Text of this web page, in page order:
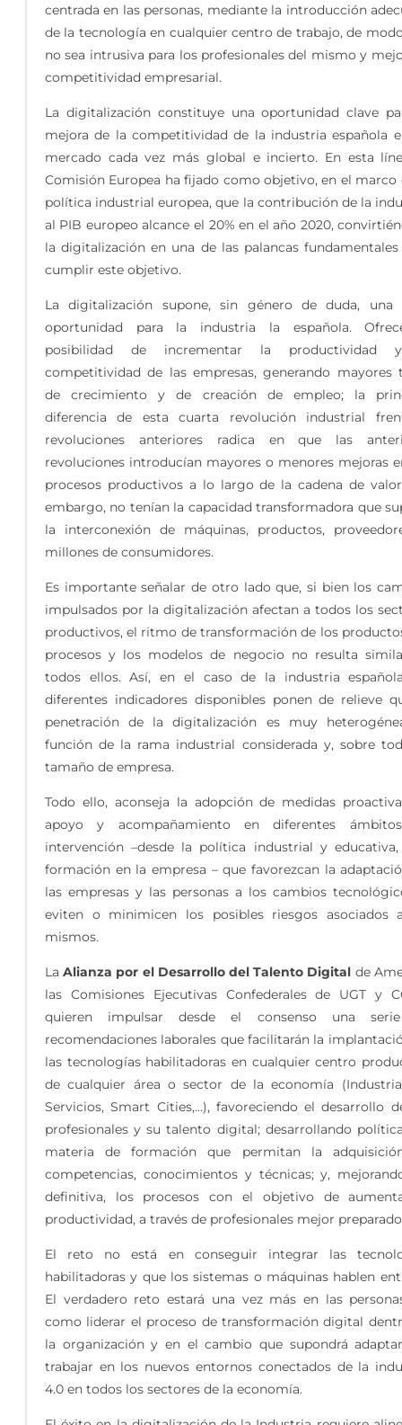
centrada en las personas, mediante la introducción
de la tecnología en cualquier centro de trabajo, de
no sea intrusiva para los profesionales del mismo y
competitividad empresarial.
La digitalización constituye una oportunidad clave
mejora de la competitividad de la industria española
mercado cada vez más global e incierto. En esta
Comisión Europea ha fijado como objetivo, en el marco
política industrial europea, que la contribución de la
al PIB europeo alcance el 20% en el año 2020,
la digitalización en una de las palancas fundamentales
cumplir este objetivo.
La digitalización supone, sin género de duda, una
oportunidad para la industria la española.
posibilidad de incrementar la productividad
competitividad de las empresas, generando mayores
de crecimiento y de creación de empleo; la
diferencia de esta cuarta revolución industrial
revoluciones anteriores radica en que las
revoluciones introducían mayores o menores mejoras
procesos productivos a lo largo de la cadena de
embargo, no tenían la capacidad transformadora que
la interconexión de máquinas, productos,
millones de consumidores.
Es importante señalar de otro lado que, si bien los
impulsados por la digitalización afectan a todos los
productivos, el ritmo de transformación de los
procesos y los modelos de negocio no resulta
todos ellos. Así, en el caso de la industria
diferentes indicadores disponibles ponen de relieve
penetración de la digitalización es muy
función de la rama industrial considerada y, sobre
tamaño de empresa.
Todo ello, aconseja la adopción de medidas
apoyo y acompañamiento en diferentes
intervención –desde la política industrial y
formación en la empresa – que favorezcan la
las empresas y las personas a los cambios
eviten o minimicen los posibles riesgos asociados
mismos.
LaAlianza por el Desarrollo del Talento Digital de
las Comisiones Ejecutivas Confederales de UGT y
quieren impulsar desde el consenso una
recomendaciones laborales que facilitarán la
las tecnologías habilitadoras en cualquier centro
de cualquier área o sector de la economía
Servicios, Smart Cities,…), favoreciendo el desarrollo
profesionales y su talento digital; desarrollando
materia de formación que permitan la
competencias, conocimientos y técnicas; y,
definitiva, los procesos con el objetivo de
productividad, a través de profesionales mejor
El reto no está en conseguir integrar las
habilitadoras y que los sistemas o máquinas hablen
El verdadero reto estará una vez más en las
como liderar el proceso de transformación digital
la organización y en el cambio que supondrá
trabajar en los nuevos entornos conectados de la
4.0 en todos los sectores de la economía.